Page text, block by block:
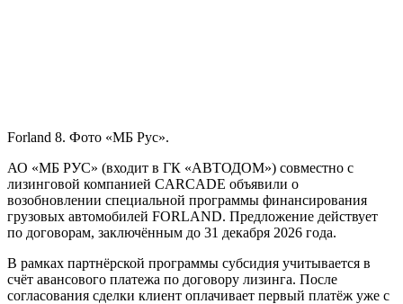
Forland 8. Фото «МБ Рус».
АО «МБ РУС» (входит в ГК «АВТОДОМ») совместно с
лизинговой компанией CARCADE объявили о
возобновлении специальной программы финансирования
грузовых автомобилей FORLAND. Предложение действует
по договорам, заключённым до 31 декабря 2026 года.
В рамках партнёрской программы субсидия учитывается в
счёт авансового платежа по договору лизинга. После
согласования сделки клиент оплачивает первый платёж уже с